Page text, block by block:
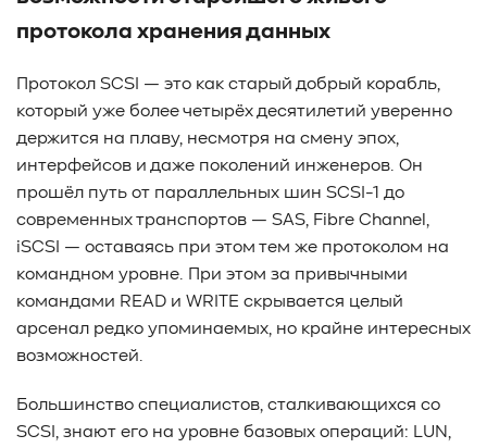
#it-инфраструктура
#коммутаторы
#Codium
#ComputationalStorage
#StorageArchitecture
#DataProcessing
#StorageOffload
#серверы
#DRAM
#HBM #рынок #NVIDIA
#Inference
#KV_cache
#Long-context_LLM
#AI_datacenter
#Кибератака
#Риски
#Продукт
#система_мониторинга
#ПО
#data fabric
#architecture
#Tech Pulse
#Векторные базы данных
#AI-инфраструктура
#Enterprise AI
#VAST Data
#WEKA
#Hitachi Vantara #SES
#индустрия
#Вычислительные накопители
протокола хранения данных
Протокол SCSI — это как старый добрый корабль,
который уже более четырёх десятилетий уверенно
держится на плаву, несмотря на смену эпох,
интерфейсов и даже поколений инженеров. Он
прошёл путь от параллельных шин SCSI-1 до
современных транспортов — SAS, Fibre Channel,
iSCSI — оставаясь при этом тем же протоколом на
командном уровне. При этом за привычными
командами READ и WRITE скрывается целый
арсенал редко упоминаемых, но крайне интересных
возможностей.
Большинство специалистов, сталкивающихся со
SCSI, знают его на уровне базовых операций: LUN,